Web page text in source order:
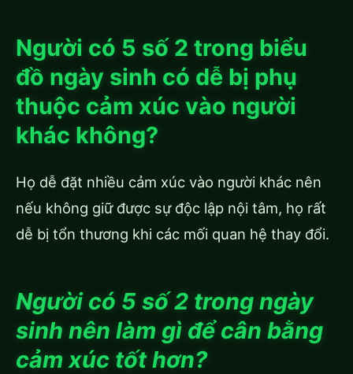
Người có 5 số 2 trong biểu
đồ ngày sinh có dễ bị phụ
thuộc cảm xúc vào người
khác không?
Họ dễ đặt nhiều cảm xúc vào người khác nên
nếu không giữ được sự độc lập nội tâm, họ rất
dễ bị tổn thương khi các mối quan hệ thay đổi.
Người có 5 số 2 trong ngày
sinh nên làm gì để cân bằng
cảm xúc tốt hơn?